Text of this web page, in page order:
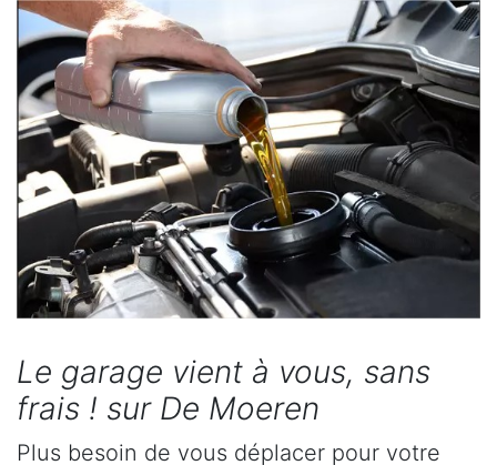
Le garage vient à vous, sans
frais ! sur De Moeren
Plus besoin de vous déplacer pour votre